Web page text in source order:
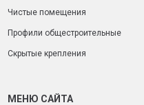
Чистые помещения
Профили общестроительные
Скрытые крепления
МЕНЮ САЙТА